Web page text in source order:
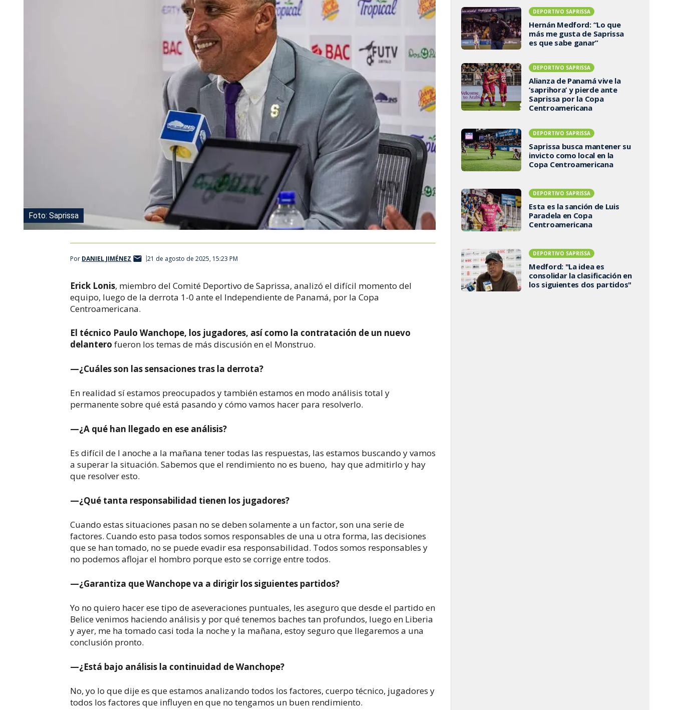
Foto: Saprissa
Por DANIEL JIMÉNEZ 21 de agosto de 2025, 15:23 PM
Erick Lonis, miembro del Comité Deportivo de Saprissa, analizó el difícil momento del
equipo, luego de la derrota 1-0 ante el Independiente de Panamá, por la Copa
Centroamericana.
El técnico Paulo Wanchope, los jugadores, así como la contratación de un nuevo
delantero fueron los temas de más discusión en el Monstruo.
—¿Cuáles son las sensaciones tras la derrota?
En realidad sí estamos preocupados y también estamos en modo análisis total y
permanente sobre qué está pasando y cómovamos hacer para resolverlo.
—¿A qué han llegado en ese análisis?
Es difícil de l anoche a la mañana tener todas las respuestas, las estamos buscando y vamos
a superar la situación. Sabemos que el rendimiento no es bueno, hay que admitirlo y hay
que resolver esto.
—¿Qué tanta responsabilidad tienen los jugadores?
Cuando estas situaciones pasan no se deben solamente a un factor, son una serie de
factores. Cuando esto pasa todos somos responsables de una u otra forma, las decisiones
que se han tomado, no se puede evadir esa responsabilidad. Todos somos responsables y
no podemos aflojar el hombro porque esto se corrige entre todos.
—¿Garantiza que Wanchope va a dirigir los siguientes partidos?
Yo no quiero hacer ese tipo de aseveraciones puntuales, les aseguro que desde el partido en
Belice venimos haciendo análisis y por qué tenemos baches tan profundos, luego en Liberia
y ayer, me ha tomado casi toda la noche y la mañana, estoy seguro que llegaremos a una
conclusión pronto.
—¿Está bajo análisis la continuidad de Wanchope?
No, yo lo que dije es que estamos analizando todos los factores, cuerpo técnico, jugadores y
todos los factores que influyen en que no tengamos un buen rendimiento.
DEPORTIVO SAPRISSA
Hernán Medford: “Lo que
más me gusta de Saprissa
es que sabe ganar”
DEPORTIVO SAPRISSA
Alianza de Panamá vive la
‘saprihora’ y pierde ante
Saprissa por la Copa
Centroamericana
DEPORTIVO SAPRISSA
Saprissa busca mantener su
invicto como local en la
Copa Centroamericana
DEPORTIVO SAPRISSA
Esta es la sanción de Luis
Paradela en Copa
Centroamericana
DEPORTIVO SAPRISSA
Medford: "La idea es
consolidar la clasificación en
los siguientes dos partidos"